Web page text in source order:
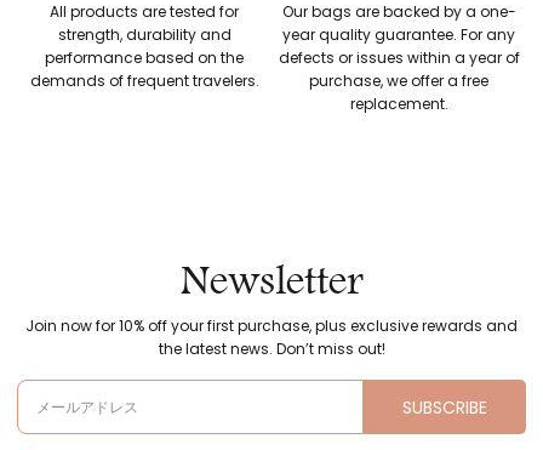
All products are tested for
strength, durability and
performance based on the
demands of frequent travelers.
Our bags are backed by a one-
year quality guarantee. For any
defects or issues within a year of
purchase, we offer a free
replacement.
Newsletter
Join now for 10% off your first purchase, plus exclusive rewards and
the latest news. Don’t miss out!
メールアドレス SUBSCRIBE